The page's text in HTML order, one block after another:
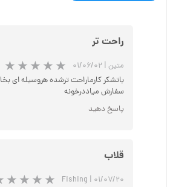
★
راحت تر
متین | ۰۱/۰۶/۰۲
باتشکر کارماراحت ترشده هروسیله ای
سفارش میاددرخونه
پاسخ دهید
قلاب
Fishing | ۰۱/۰۷/۲۰